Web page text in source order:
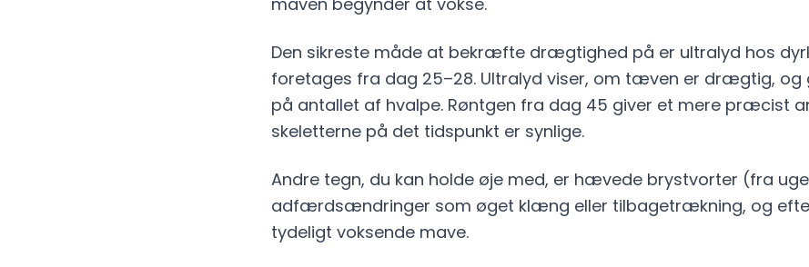
Den sikreste måde at bekræfte drægtighed på er ultralyd hos
foretages fra dag 25–28. Ultralyd viser, om tæven er drægtig, og
på antallet af hvalpe. Røntgen fra dag 45 giver et mere præcist
skeletterne på det tidspunkt er synlige.
Andre tegn, du kan holde øje med, er hævede brystvorter (fra
adfærdsændringer som øget klæng eller tilbagetrækning, og
tydeligt voksende mave.